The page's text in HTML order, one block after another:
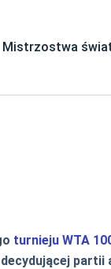
Mistrzostwa
turnieju WTA